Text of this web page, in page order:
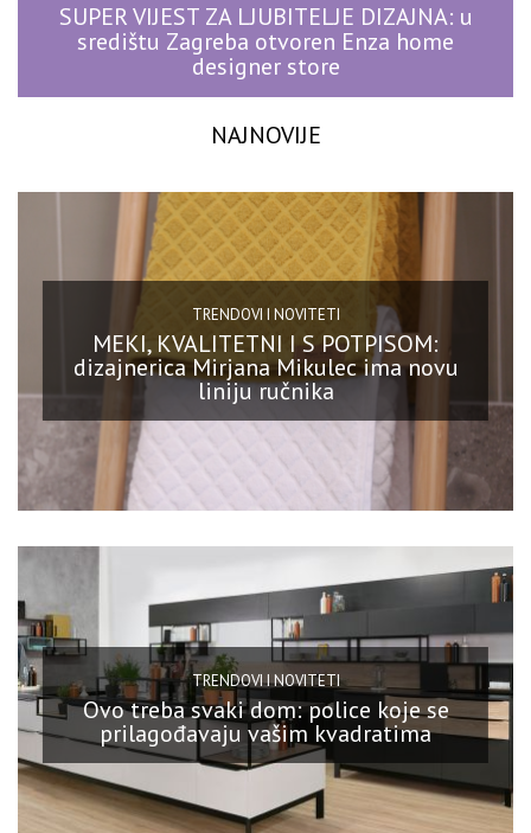
SUPER VIJEST ZA LJUBITELJE DIZAJNA: u
središtu Zagreba otvoren Enza home
designer store
NAJNOVIJE
TRENDOVI I NOVITETI
MEKI, KVALITETNI I S POTPISOM:
dizajnerica Mirjana Mikulec ima novu
liniju ručnika
TRENDOVI I NOVITETI
Ovo treba svaki dom: police koje se
prilagođavaju vašim kvadratima